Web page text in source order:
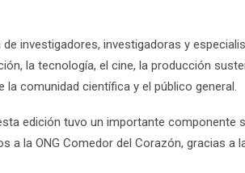
investigadores, investigadoras y
la tecnología, el cine, la producción
comunidad científica y el público general.
edición tuvo un importante componente
a la ONG Comedor del Corazón, gracias